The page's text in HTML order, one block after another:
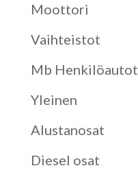
Moottori
Vaihteistot
Mb Henkilöautot
Yleinen
Alustanosat
Diesel osat